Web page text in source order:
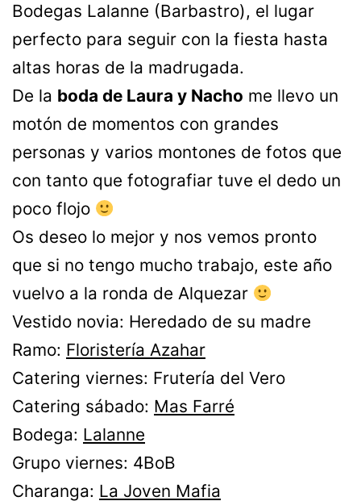
Bodegas Lalanne (Barbastro), el lugar
perfecto para seguir con la fiesta hasta
altas horas de la madrugada.
De la boda de Laura y Nacho me llevo un
motón de momentos con grandes
personas y varios montones de fotos que
con tanto que fotografiar tuve el dedo un
poco flojo
Os deseo lo mejor y nos vemos pronto
que si no tengo mucho trabajo, este año
vuelvo a la ronda de Alquezar
Vestido novia: Heredado de su madre
Ramo: Floristería Azahar
Catering viernes: Frutería del Vero
Catering sábado: Mas Farré
Bodega: Lalanne
Grupo viernes: 4BoB
Charanga: La Joven Mafia